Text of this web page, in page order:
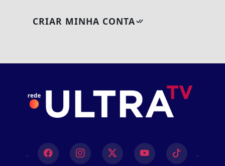
CRIAR MINHA CONTA